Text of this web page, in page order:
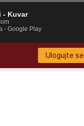
Ulogujte se
- Kuvar
- Google Play